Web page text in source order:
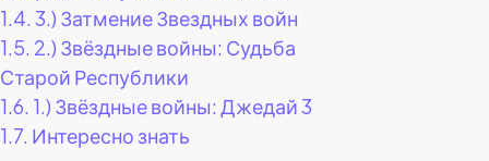
1.4. 3.) Затмение Звездных войн
1.5. 2.) Звёздные войны: Судьба
Старой Республики
1.6. 1.) Звёздные войны: Джедай 3
1.7. Интересно знать